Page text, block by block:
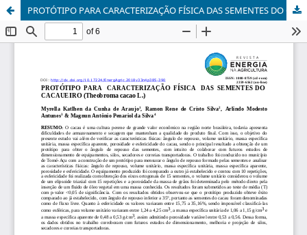
PROTÓTIPO PARA CARACTERIZAÇÃO FÍSICA DAS SEMENTES DO CACAUEIRO (Theobroma cacao L.)